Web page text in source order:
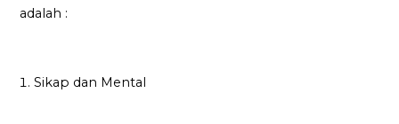
adalah :
Sikap dan Mental